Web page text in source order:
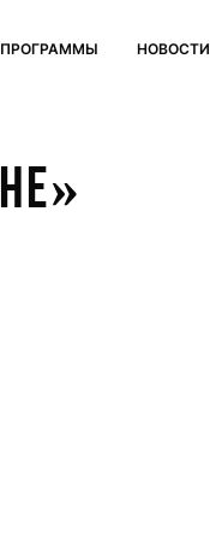
ПРОГРАММЫ НОВОСТИ